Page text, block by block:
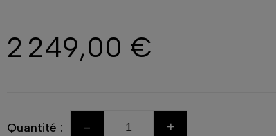
2 249,00 €
Quantité : - +